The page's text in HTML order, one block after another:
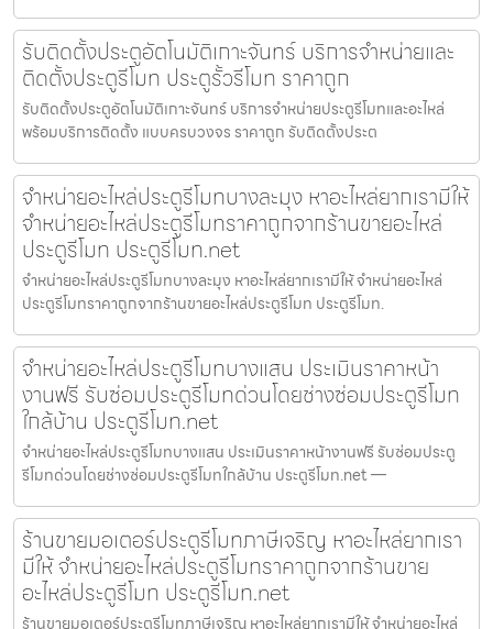
รับติดตั้งประตูอัตโนมัติเกาะจันทร์ บริการจำหน่ายและ
ติดตั้งประตูรีโมท ประตูรั้วรีโมท ราคาถูก
รับติดตั้งประตูอัตโนมัติเกาะจันทร์ บริการจำหน่ายประตูรีโมทและอะไหล่
พร้อมบริการติดตั้ง แบบครบวงจร ราคาถูก รับติดตั้งประต
จำหน่ายอะไหล่ประตูรีโมทบางละมุง หาอะไหล่ยากเรามีให้
จำหน่ายอะไหล่ประตูรีโมทราคาถูกจากร้านขายอะไหล่
ประตูรีโมท ประตูรีโมท.net
จำหน่ายอะไหล่ประตูรีโมทบางละมุง หาอะไหล่ยากเรามีให้ จำหน่ายอะไหล่
ประตูรีโมทราคาถูกจากร้านขายอะไหล่ประตูรีโมท ประตูรีโมท.
จำหน่ายอะไหล่ประตูรีโมทบางแสน ประเมินราคาหน้า
งานฟรี รับซ่อมประตูรีโมทด่วนโดยช่างซ่อมประตูรีโมท
ใกล้บ้าน ประตูรีโมท.net
จำหน่ายอะไหล่ประตูรีโมทบางแสน ประเมินราคาหน้างานฟรี รับซ่อมประตู
รีโมทด่วนโดยช่างซ่อมประตูรีโมทใกล้บ้าน ประตูรีโมท.net —
ร้านขายมอเตอร์ประตูรีโมทภาษีเจริญ หาอะไหล่ยากเรา
มีให้ จำหน่ายอะไหล่ประตูรีโมทราคาถูกจากร้านขาย
อะไหล่ประตูรีโมท ประตูรีโมท.net
ร้านขายมอเตอร์ประตูรีโมทภาษีเจริญ หาอะไหล่ยากเรามีให้ จำหน่ายอะไหล่